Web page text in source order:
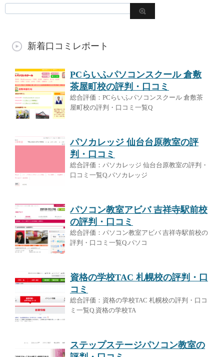
新着口コミレポート
PCらいふパソコンスクール 倉敷
茶屋町校の評判・口コミ
総合評価：PCらいふパソコンスクール 倉敷茶
屋町校の評判・口コミ一覧Q
パソカレッジ 仙台台原教室の評
判・口コミ
総合評価：パソカレッジ 仙台台原教室の評判・
口コミ一覧Q.パソカレッジ
パソコン教室アビバ 吉祥寺駅前校
の評判・口コミ
総合評価：パソコン教室アビバ 吉祥寺駅前校の
評判・口コミ一覧Q.パソコ
資格の学校TAC 札幌校の評判・口
コミ
総合評価：資格の学校TAC 札幌校の評判・口コ
ミ一覧Q.資格の学校TA
ステップステージパソコン教室の